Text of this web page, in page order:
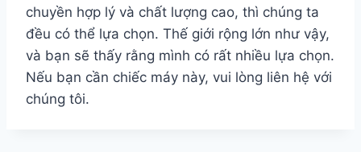
chuyền hợp lý và chất lượng cao, thì chúng ta
đều có thể lựa chọn. Thế giới rộng lớn như vậy,
và bạn sẽ thấy rằng mình có rất nhiều lựa chọn.
Nếu bạn cần chiếc máy này, vui lòng liên hệ với
chúng tôi.